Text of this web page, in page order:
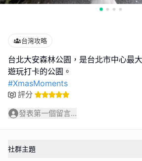
台灣攻略
台北大安森林公園，是台北市中心最
#XmasMoments
評分
發表第一個留言...
社群主題